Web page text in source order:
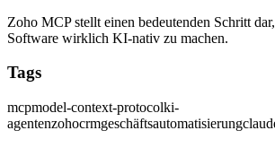
Zoho MCP stellt einen bedeutenden Schritt
Software wirklich KI-nativ zu machen.
Tags
mcpmodel-context-protocolki-
agentenzohocrmgeschäftsautomatisierung